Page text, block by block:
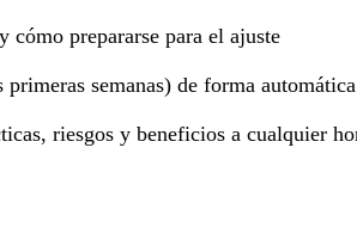
cómo prepararse para el ajuste
semanas) de forma automática
riesgos y beneficios a cualquier